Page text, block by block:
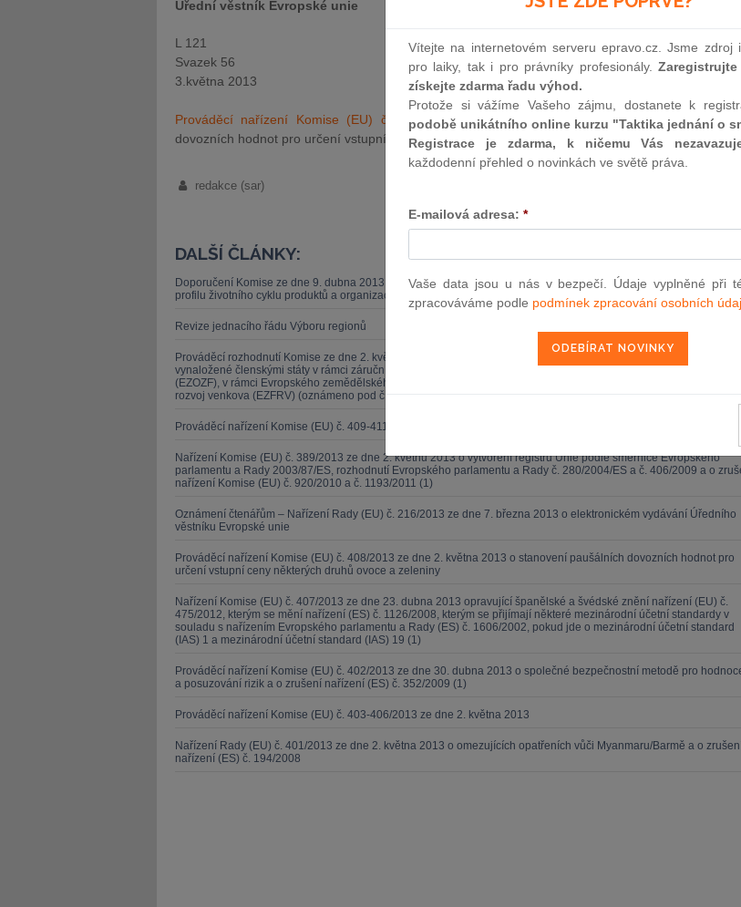
Úřední věstník Evropské unie
L 121
Svazek 56
3.května 2013
Prováděcí nařízení Komise (EU) č. 408/2013 ze dne 2. května 2013 o stanovení
dovozních hodnot pro určení vstupní ceny některých druhů ovoce a zeleniny
redakce (sar)
DALŠÍ ČLÁNKY:
Doporučení Komise ze dne 9. dubna 2013 o používání společných metod pro měření a sdělování
profilu životního cyklu produktů a organizací (1) 2013/179/EU
Revize jednacího řádu Výboru regionů
Prováděcí rozhodnutí Komise ze dne 2. května 2013, kterým se z financování Evropskou unií vylučují některé výdaje
vynaložené členskými státy v rámci záruční sekce Evropského zemědělského orientačního a záručního fondu
(EZOZF), v rámci Evropského zemědělského záručního fondu (EZZF) a v rámci Evropského zemědělského fondu
rozvoj venkova (EZFRV) (oznámeno pod číslem C(2013) 2436) 2013/214/EU
Prováděcí nařízení Komise (EU) č. 409-411/2013 ze dne 3. května 2013
Nařízení Komise (EU) č. 389/2013 ze dne 2. květnu 2013 o vytvoření registru Unie podle směrnice Evropského
parlamentu a Rady 2003/87/ES, rozhodnutí Evropského parlamentu a Rady č. 280/2004/ES a č. 406/2009 a o
nařízení Komise (EU) č. 920/2010 a č. 1193/2011 (1)
Oznámení čtenářům – Nařízení Rady (EU) č. 216/2013 ze dne 7. března 2013 o elektronickém vydávání Úředního
věstníku Evropské unie
Prováděcí nařízení Komise (EU) č. 408/2013 ze dne 2. května 2013 o stanovení paušálních dovozních hodnot pro
určení vstupní ceny některých druhů ovoce a zeleniny
Nařízení Komise (EU) č. 407/2013 ze dne 23. dubna 2013 opravující španělské a švédské znění nařízení (EU) č.
475/2012, kterým se mění nařízení (ES) č. 1126/2008, kterým se přijímají některé mezinárodní účetní standardy v
souladu s nařízením Evropského parlamentu a Rady (ES) č. 1606/2002, pokud jde o mezinárodní účetní standard
(IAS) 1 a mezinárodní účetní standard (IAS) 19 (1)
Prováděcí nařízení Komise (EU) č. 402/2013 ze dne 30. dubna 2013 o společné bezpečnostní metodě pro
a posuzování rizik a o zrušení nařízení (ES) č. 352/2009 (1)
Prováděcí nařízení Komise (EU) č. 403-406/2013 ze dne 2. května 2013
Nařízení Rady (EU) č. 401/2013 ze dne 2. května 2013 o omezujících opatřeních vůči Myanmaru/Barmě a o zrušení
nařízení (ES) č. 194/2008
JUDr. Tomáš Nielsen
Kurzy lektora
Vítejte na internetovém serveru epravo.cz. Jsme zdroj
pro laiky, tak i pro právníky profesionály.
získejte zdarma řadu výhod.
Protože si vážíme Vašeho zájmu, dostanete k
podobě unikátního online kurzu "Taktika jednání o
Registrace je zdarma, k ničemu Vás
každodenní přehled o novinkách ve světě práva.
E-mailová adresa: *
Vaše data jsou u nás v bezpečí. Údaje vyplněné při
zpracováváme podle podmínek zpracování osobních